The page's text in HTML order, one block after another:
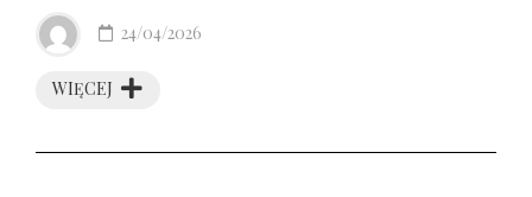
WIĘCEJ
24/04/2026